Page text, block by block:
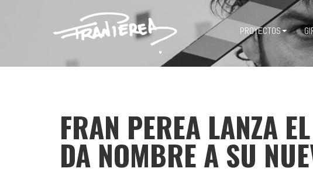
PROYECTOS
FRAN PEREA LANZA
DA NOMBRE A SU